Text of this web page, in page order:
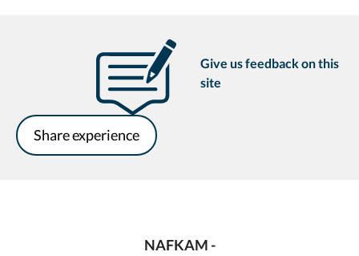
Give us feedback on this
site
Share experience
NAFKAM -